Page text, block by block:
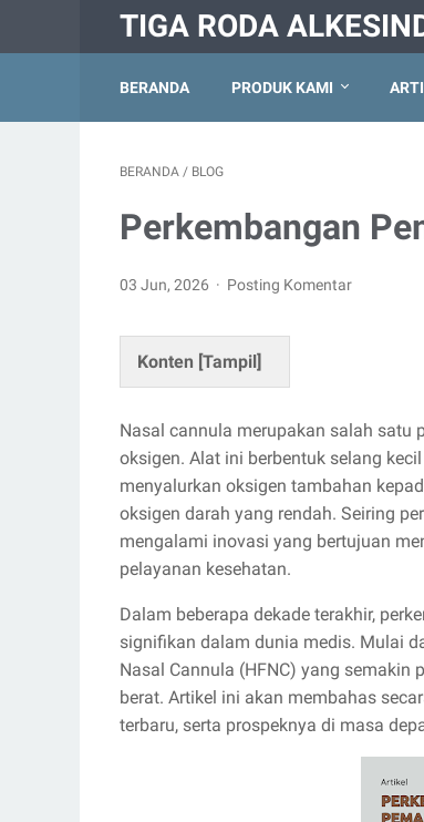
TIGA RODA
BERANDA PRODUK KAMI
BERANDA / BLOG
Perkembangan
03 Jun, 2026 Posting Komentar
Konten [Tampil]
Nasal cannula merupakan salah satu
oksigen. Alat ini berbentuk selang
menyalurkan oksigen tambahan
oksigen darah yang rendah. Seiring
mengalami inovasi yang bertujuan
pelayanan kesehatan.
Dalam beberapa dekade terakhir,
signifikan dalam dunia medis. Mulai
Nasal Cannula (HFNC) yang semakin
berat. Artikel ini akan membahas
terbaru, serta prospeknya di masa